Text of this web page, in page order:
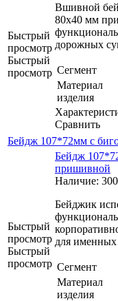
Быстрый
просмотр
Быстрый
просмотр
Вшивной
80х40 мм
дорожных
Сегмент
Материал
изделия
Сравнить
Бейдж 107*72мм с
Быстрый
просмотр
Быстрый
просмотр
Бейдж
пришивной
Наличие:
Бейджик
для именных
Сегмент
Материал
изделия